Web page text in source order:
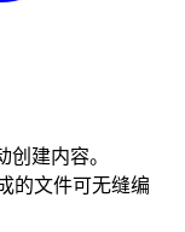
建内容。
的文件可无缝编